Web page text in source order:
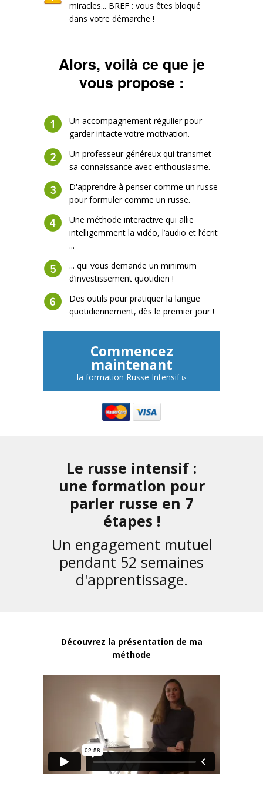
miracles... BREF : vous êtes bloqué
dans votre démarche !
Alors, voilà ce que je
vous propose :
Un accompagnement régulier pour
garder intacte votre motivation.
Un professeur généreux qui transmet
sa connaissance avec enthousiasme.
D'apprendre à penser comme un russe
pour formuler comme un russe.
Une méthode interactive qui allie
intelligemment la vidéo, l’audio et l’écrit
...
... qui vous demande un minimum
d’investissement quotidien !
Des outils pour pratiquer la langue
quotidiennement, dès le premier jour !
Commencez
maintenant
la formation Russe Intensif ▹
Le russe intensif :
une formation pour
parler russe en 7
étapes !
Un engagement mutuel
pendant 52 semaines
d'apprentissage.
Découvrez la présentation de ma
méthode